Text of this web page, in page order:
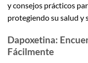
y consejos prácticos
protegiendo su salud y
Dapoxetina:
Fácilmente